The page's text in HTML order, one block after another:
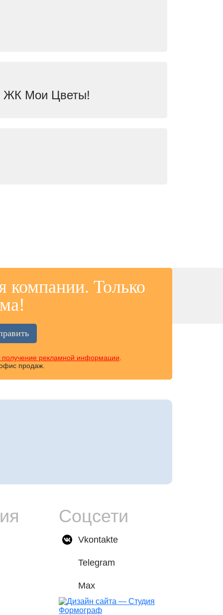
ЖК Мои Цветы!
компании. Только
получение рекламной информации
продаж.
Соцсети
Vkontakte
Telegram
Max